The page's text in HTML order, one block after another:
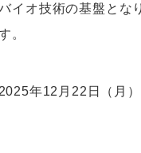
イオ技術の基盤とな
。
年12月22日（月）